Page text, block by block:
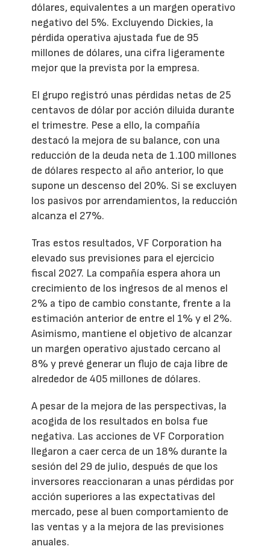
dólares, equivalentes a un margen operativo
negativo del 5%. Excluyendo Dickies, la
pérdida operativa ajustada fue de 95
millones de dólares, una cifra ligeramente
mejor que la prevista por la empresa.
El grupo registró unas pérdidas netas de 25
centavos de dólar por acción diluida durante
el trimestre. Pese a ello, la compañía
destacó la mejora de su balance, con una
reducción de la deuda neta de 1.100 millones
de dólares respecto al año anterior, lo que
supone un descenso del 20%. Si se excluyen
los pasivos por arrendamientos, la reducción
alcanza el 27%.
Tras estos resultados, VF Corporation ha
elevado sus previsiones para el ejercicio
fiscal 2027. La compañía espera ahora un
crecimiento de los ingresos de al menos el
2% a tipo de cambio constante, frente a la
estimación anterior de entre el 1% y el 2%.
Asimismo, mantiene el objetivo de alcanzar
un margen operativo ajustado cercano al
8% y prevé generar un flujo de caja libre de
alrededor de 405 millones de dólares.
A pesar de la mejora de las perspectivas, la
acogida de los resultados en bolsa fue
negativa. Las acciones de VF Corporation
llegaron a caer cerca de un 18% durante la
sesión del 29 de julio, después de que los
inversores reaccionaran a unas pérdidas por
acción superiores a las expectativas del
mercado, pese al buen comportamiento de
las ventas y a la mejora de las previsiones
anuales.